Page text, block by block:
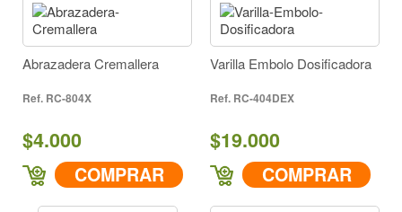
Abrazadera Cremallera
RC-804X
$4.000
COMPRAR
Varilla Embolo Dosificadora
RC-404DEX
$19.000
COMPRAR